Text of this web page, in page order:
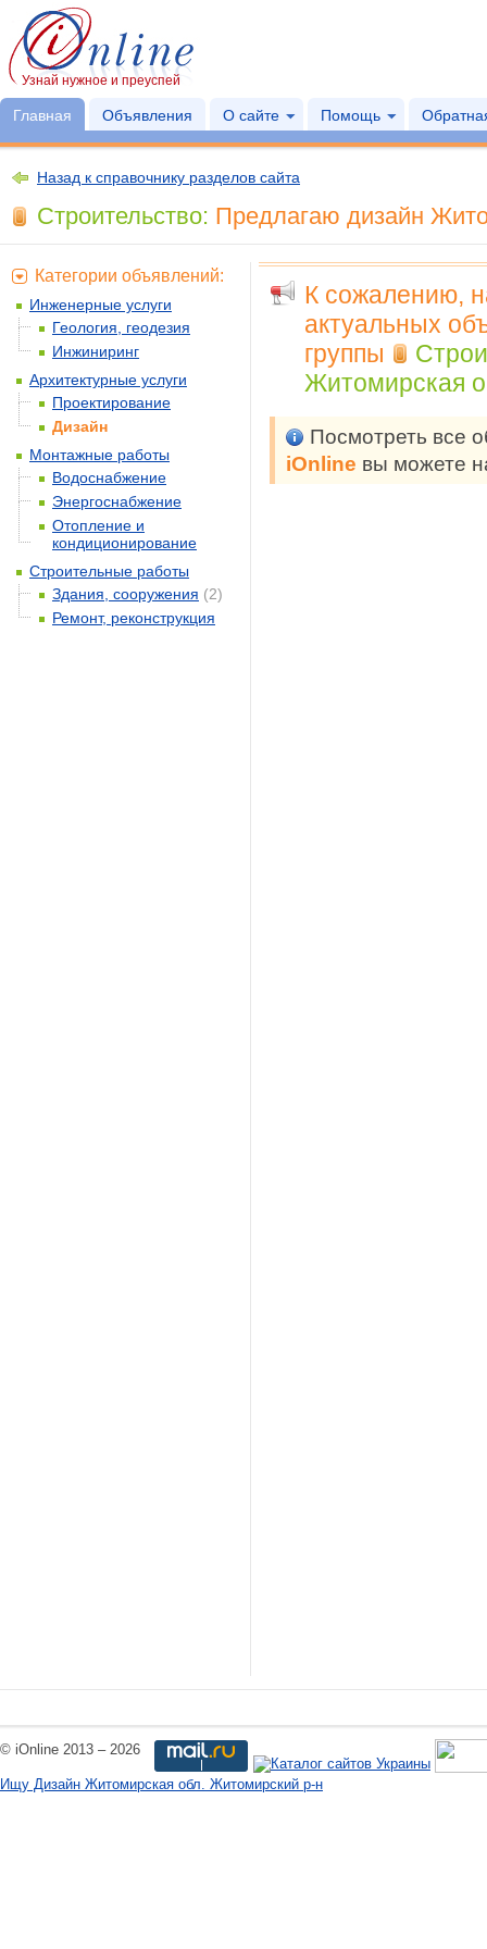
Узнай нужное и преуспей
Главная Объявления О сайте Помощь
Назад к справочнику разделов сайта
Строительство: Предлагаю дизайн
К сожалению,
актуальных
группы
Житомирская
Посмотреть все
iOnline вы можете
Категории объявлений:
Инженерные услуги
Геология, геодезия
Инжиниринг
Архитектурные услуги
Проектирование
Дизайн
Монтажные работы
Водоснабжение
Энергоснабжение
Отопление и
кондиционирование
Строительные работы
Здания, сооружения (2)
Ремонт, реконструкция
© iOnline 2013 – 2026
Ищу Дизайн Житомирская обл. Житомирский р-н